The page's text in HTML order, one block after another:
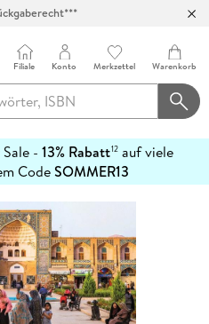
Filiale Konto Merkzettel Warenkorb
- 13% Rabatt12 auf viele
CodeSOMMER13